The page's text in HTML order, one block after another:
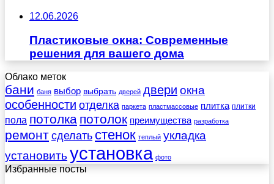
12.06.2026
Пластиковые окна: Современные
решения для вашего дома
Облако меток
бани баня выбор выбрать дверей двери окна
особенности отделка паркета пластмассовые плитка плитки
пола потолка потолок преимущества разработка
ремонт сделать стенок теплый укладка
установить установка фото
Избранные посты